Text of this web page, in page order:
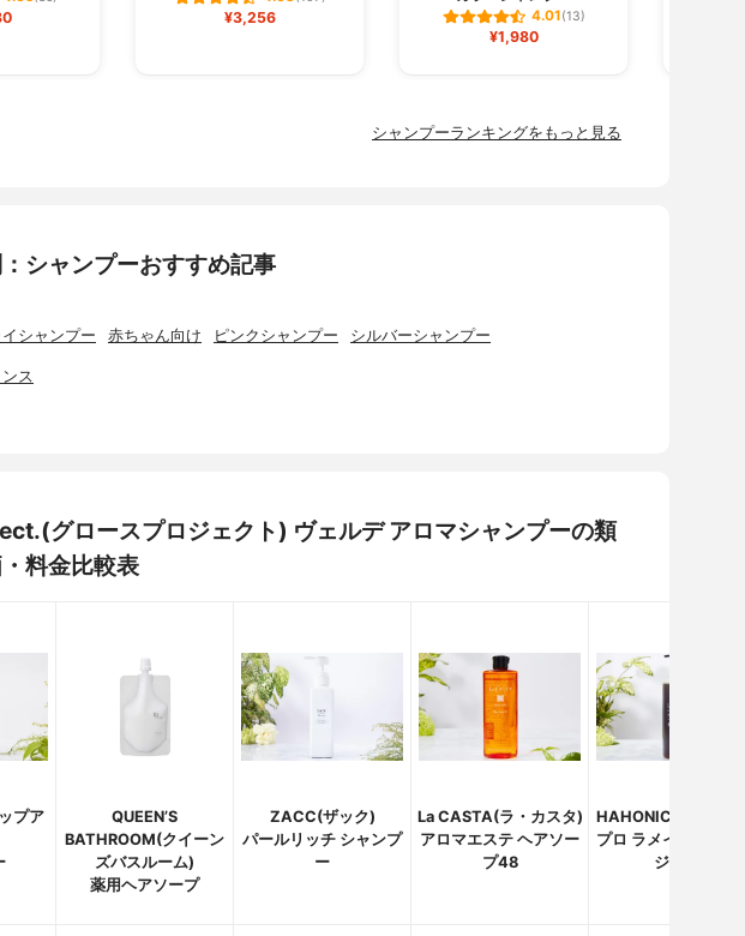
¥3,256 4.01(13)
¥1,980
シャンプーランキングをもっと見る
シャンプーおすすめ記事
イシャンプー 赤ちゃん向け ピンクシャンプー シルバーシャンプー
ンス
グロースプロジェクト) ヴェルデ アロマシャンプーの類
料金比較表
プア
QUEEN’S
BATHROOM(クイーン
ズバスルーム)
薬用ヘアソープ
ZACC(ザック)
パールリッチ シャンプ
ー
La CASTA(ラ・カスタ)
アロマエステ ヘアソー
プ48
HAHONICO(ハホニ
プロ ラメイ ヘアクレ
ジング